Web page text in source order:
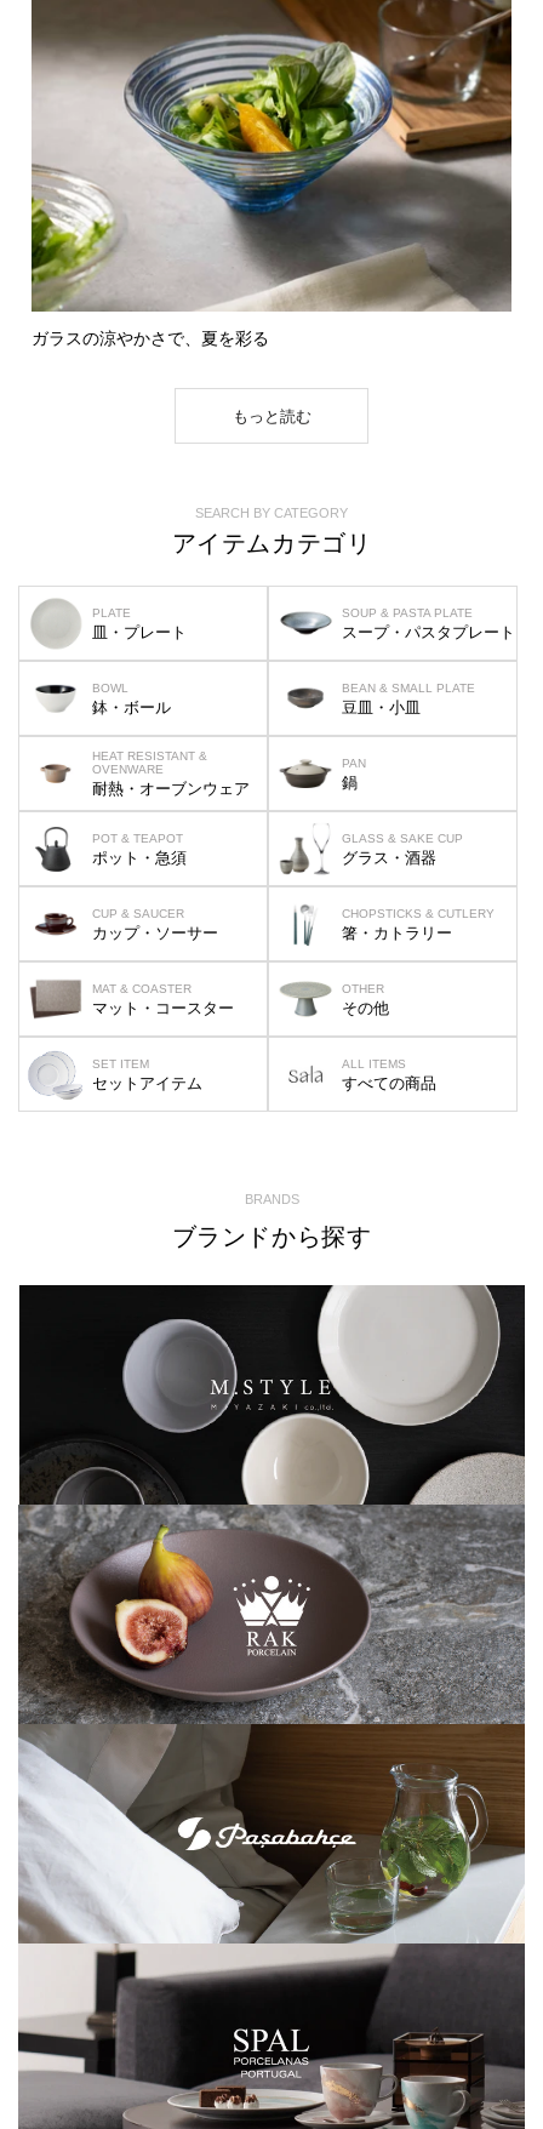
ガラスの涼やかさで、夏を彩る
もっと読む
SEARCH BY CATEGORY
アイテムカテゴリ
PLATE
皿・プレート
SOUP & PASTA PLATE
スープ・パスタプレート
BOWL
鉢・ボール
BEAN & SMALL PLATE
豆皿・小皿
HEAT RESISTANT &
OVENWARE
耐熱・オーブンウェア
PAN
鍋
POT & TEAPOT
ポット・急須
GLASS & SAKE CUP
グラス・酒器
CUP & SAUCER
カップ・ソーサー
CHOPSTICKS & CUTLERY
箸・カトラリー
MAT & COASTER
マット・コースター
OTHER
その他
SET ITEM
セットアイテム
ALL ITEMS
すべての商品
BRANDS
ブランドから探す